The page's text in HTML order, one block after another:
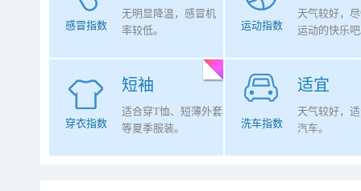
感冒指数
无明显降温，感冒机
率较低。
运动指数
天气较好，
运动的快乐
短袖
穿衣指数
适合穿T恤、短薄外套
等夏季服装。
适宜
洗车指数
天气较好，
汽车。